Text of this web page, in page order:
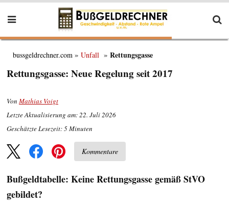
bussgeldrechner.com Unfall Rettungsgasse
Rettungsgasse: Neue Regelung seit 2017
Von Mathias Voigt
Letzte Aktualisierung am: 22. Juli 2026
Geschätzte Lesezeit:5Minuten
Kommentare
Bußgeldtabelle: Keine Rettungsgasse gemäß StVO
gebildet?